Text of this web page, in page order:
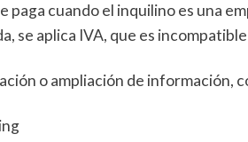
paga cuando el inquilino es una
se aplica IVA, que es
o ampliación de información,